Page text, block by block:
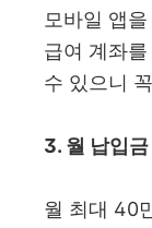
모바일 앱
급여 계좌
수 있으니
3. 월 납입금
월 최대 40